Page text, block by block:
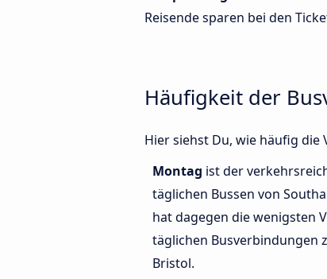
Reisende sparen bei den
Häufigkeit der
Hier siehst Du, wie häufig
Montag ist der
täglichen Bussen von
hat dagegen die wenigsten
täglichen Busverbindungen
Bristol.